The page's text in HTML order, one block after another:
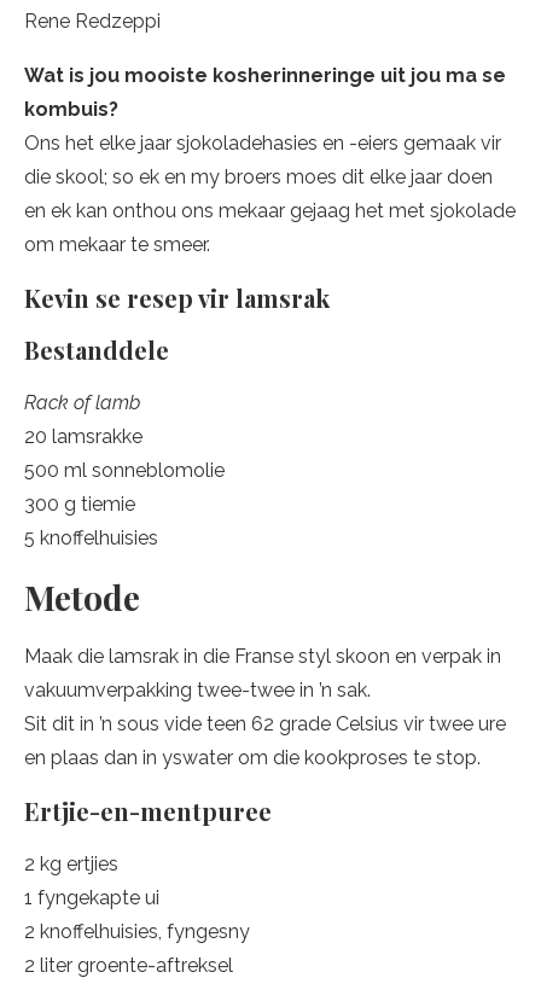
Rene Redzeppi
Wat is jou mooiste kosherinneringe uit jou ma se
kombuis?
Ons het elke jaar sjokoladehasies en -eiers gemaak vir
die skool; so ek en my broers moes dit elke jaar doen
en ek kan onthou ons mekaar gejaag het met sjokolade
om mekaar te smeer.
Kevin se resep vir lamsrak
Bestanddele
Rack of lamb
20 lamsrakke
500 ml sonneblomolie
300 g tiemie
5 knoffelhuisies
Metode
Maak die lamsrak in die Franse styl skoon en verpak in
vakuumverpakking twee-twee in ’n sak.
Sit dit in ’n sous vide teen 62 grade Celsius vir twee ure
en plaas dan in yswater om die kookproses te stop.
Ertjie-en-mentpuree
2 kg ertjies
1 fyngekapte ui
2 knoffelhuisies, fyngesny
2 liter groente-aftreksel